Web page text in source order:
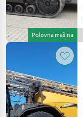
Polovna mašina